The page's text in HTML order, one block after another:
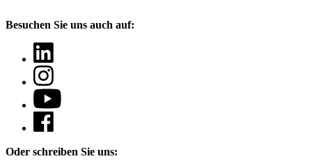
Besuchen Sie uns auch auf:
Oder schreiben Sie uns: